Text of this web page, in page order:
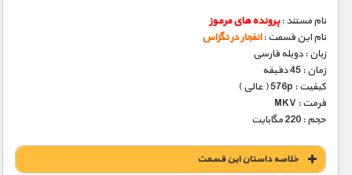
نام مستند :پرونده های مرموز
نام این قسمت :انفجار در تگزاس
زبان : دوبله فارسی
زمان : 45 دقیقه
کیفیت : 576p ( عالی )
فرمت : MKV
حجم : 220 مگابایت
خلاصه داستان این قسمت